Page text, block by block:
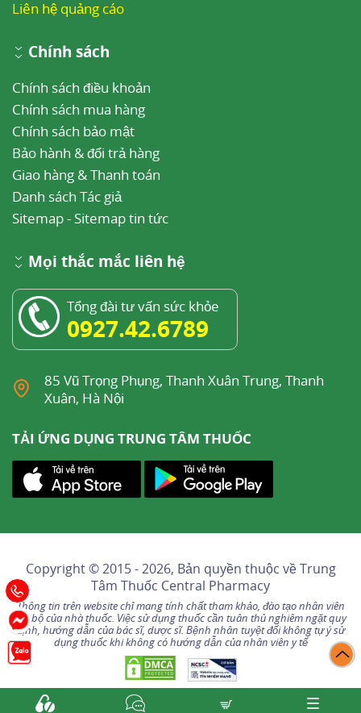
Liên hệ quảng cáo
Chính sách
Chính sách điều khoản
Chính sách mua hàng
Chính sách bảo mật
Bảo hành & đổi trả hàng
Giao hàng & Thanh toán
Danh sách Tác giả
Sitemap- Sitemap tin tức
Mọi thắc mắc liên hệ
Tổng đài tư vấn sức khỏe
0927.42.6789
85 Vũ Trọng Phụng, Thanh Xuân Trung, Thanh
Xuân, Hà Nội
TẢI ỨNG DỤNG TRUNG TÂM THUỐC
Copyright © 2015 - 2026, Bản quyền thuộc vềTrung
Tâm Thuốc Central Pharmacy
Thông tin trên website chỉ mang tính chất tham khảo, đào tạo nhân viên
nội bộ của nhà thuốc. Việc sử dụng thuốc cần tuân thủ nghiêm ngặt quy
định, hướng dẫn của bác sĩ, dược sĩ. Bệnh nhân tuyệt đối không tự ý sử
dụng thuốc khi không có hướng dẫn của nhân viên y tế